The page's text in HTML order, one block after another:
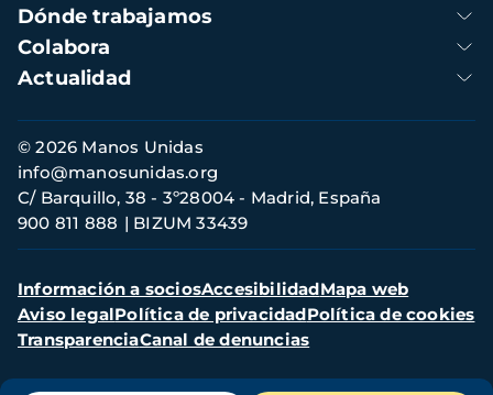
Dónde trabajamos
Colabora
Actualidad
Información
de
contacto
© 2026 Manos Unidas
C/ Barquillo, 38 - 3º28004 - Madrid, España
900 811 888
BIZUM 33439
info@manosunidas.org
Menú
secundario
Información a sociosAccesibilidadMapa web
Aviso legalPolítica de privacidadPolítica de cookies
TransparenciaCanal de denuncias